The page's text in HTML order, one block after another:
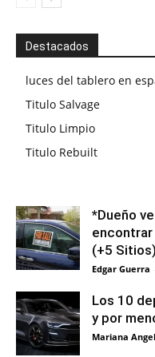
Destacados
luces del tablero en
Titulo Salvage
Titulo Limpio
Titulo Rebuilt
*Dueño
(+5 Sitios)
Edgar Guerra
Los 10
y por
Mariana